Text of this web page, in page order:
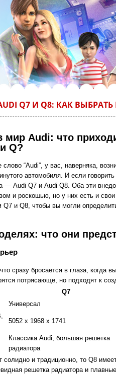
Q7 И Q8: КАК
мир Audi: что
Q?
“Audi”, у вас, наверняка,
автомобиля. И если
— Audi Q7 и Audi Q8. Оба эти
и роскошью, но у них есть и
Q7 и Q8, чтобы вы могли
что они
сразу бросается в глаза, когда
потрясающе, но подходят к
Q7
Универсал
5052 x 1968 x 1741
Классика Audi, большая решетка
радиатора
солидно и традиционно, то Q8
решетка радиатора и